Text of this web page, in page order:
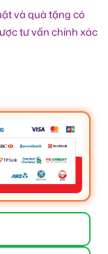
và quà tặng có
tư vấn chính xác